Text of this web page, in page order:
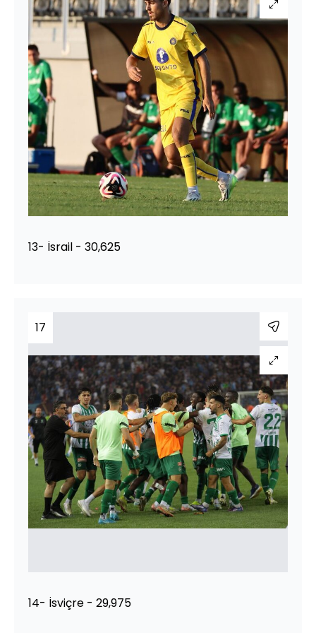
13- İsrail - 30,625
17
14- İsviçre - 29,975